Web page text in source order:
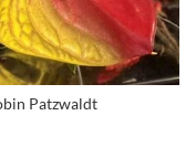
Patzwaldt